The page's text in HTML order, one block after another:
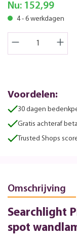
Nu: 152,99
4 - 6 werkdagen
Voordelen:
30 dagen
Gratis achteraf
Trusted Shops
Omschrijving
Searchlight
spot